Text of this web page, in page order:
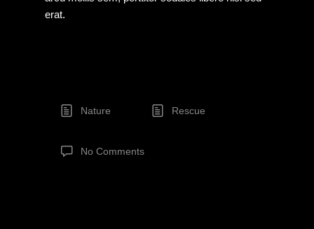
erat.
Nature Rescue
No Comments